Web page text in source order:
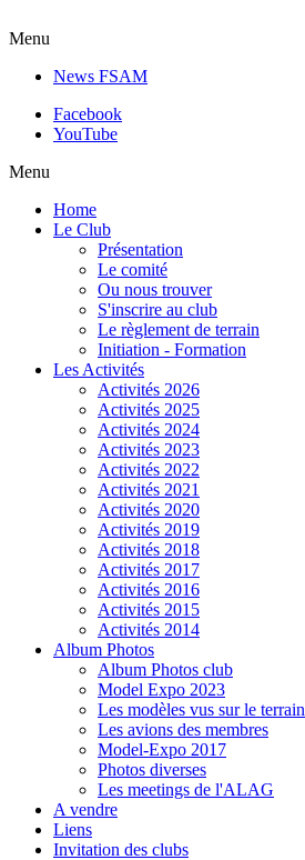
Menu
News FSAM
Facebook
YouTube
Menu
Home
Le Club
Présentation
Le comité
Ou nous trouver
S'inscrire au club
Le règlement de terrain
Initiation - Formation
Les Activités
Activités 2026
Activités 2025
Activités 2024
Activités 2023
Activités 2022
Activités 2021
Activités 2020
Activités 2019
Activités 2018
Activités 2017
Activités 2016
Activités 2015
Activités 2014
Album Photos
Album Photos club
Model Expo 2023
Les modèles vus sur le terrain
Les avions des membres
Model-Expo 2017
Photos diverses
Les meetings de l'ALAG
A vendre
Liens
Invitation des clubs